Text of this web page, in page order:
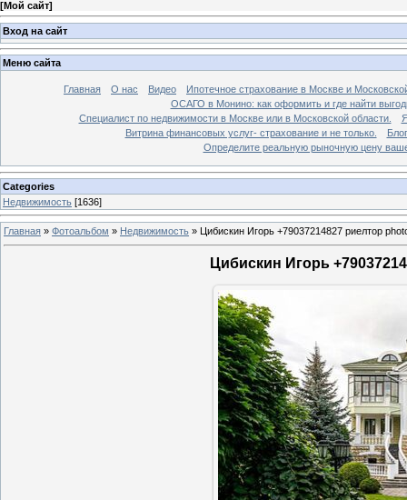
[Мой сайт]
Вход на сайт
Меню сайта
Главная О нас Видео
Ипотечное страхование в Москве и
ОСАГО в Монино: как оформить и где найти
Специалист по недвижимости в Москве или в Московской области.
Витрина финансовых услуг- страхование и не только.
Блог
Определите реальную рыночную цену
Categories
Недвижимость [1636]
Главная » Фотоальбом » Недвижимость » Цибискин Игорь +79037214827 риелтор
Цибискин Игорь